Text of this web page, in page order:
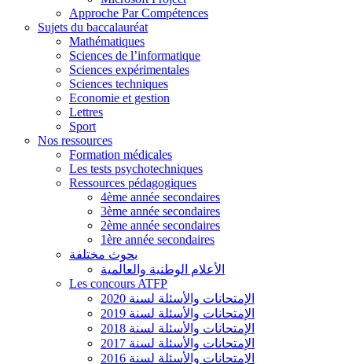
Approche Par Compétences
Sujets du baccalauréat
Mathématiques
Sciences de l’informatique
Sciences expérimentales
Sciences techniques
Economie et gestion
Lettres
Sport
Nos ressources
Formation médicales
Les tests psychotechniques
Ressources pédagogiques
4ème année secondaires
3ème année secondaires
2ème année secondaires
1ère année secondaires
بحوث مختلفة
الأعلام الوطنية والعالمية
Les concours ATFP
الإمتحانات والأسئلة لسنة 2020
الإمتحانات والأسئلة لسنة 2019
الإمتحانات والأسئلة لسنة 2018
الإمتحانات والأسئلة لسنة 2017
الإمتحانات والأسئلة لسنة 2016